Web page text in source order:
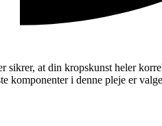
sikrer, at din kropskunst heler
komponenter i denne pleje er